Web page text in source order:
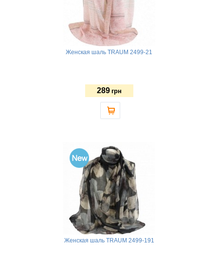
Женская шаль TRAUM 2499-21
289 грн
Женская шаль TRAUM 2499-191